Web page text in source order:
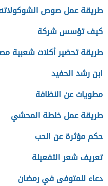
طريقة عمل صوص الشوكولاته
كيف تؤسس شركة
طريقة تحضير أكلات شعبية
ابن رشد الحفيد
مطويات عن النظافة
طريقة عمل خلطة المحشي
حكم مؤثرة عن الحب
تعريف شعر التفعيلة
دعاء للمتوفى في رمضان